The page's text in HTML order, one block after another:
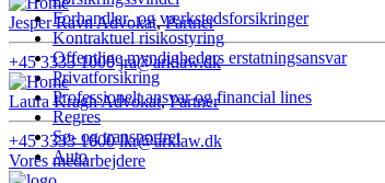
Forhandler- og værkstedsforsikringer
Kontraktuel risikostyring
Offentlige myndigheders erstatningsansvar
Privatforsikring
Professionelt ansvar og financial lines
Regres
Sø- og transportret
Auto
Jesper RavnAdvokat,Partner
+45 3333 1000 jra@arklaw.dk
Laura KraghAdvokat,Partner
+45 3333 1000 lkr@arklaw.dk
Vores medarbejdere